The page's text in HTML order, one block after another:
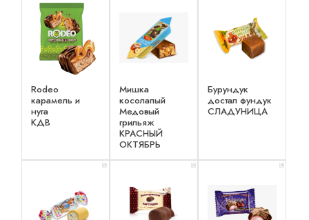
Rodeo
карамель и
нуга
КДВ
Мишка
косолапый
Медовый
грильяж
КРАСНЫЙ
ОКТЯБРЬ
Бурундук
достал фундук
СЛАДУНИЦА
x 1 x 1 x 1